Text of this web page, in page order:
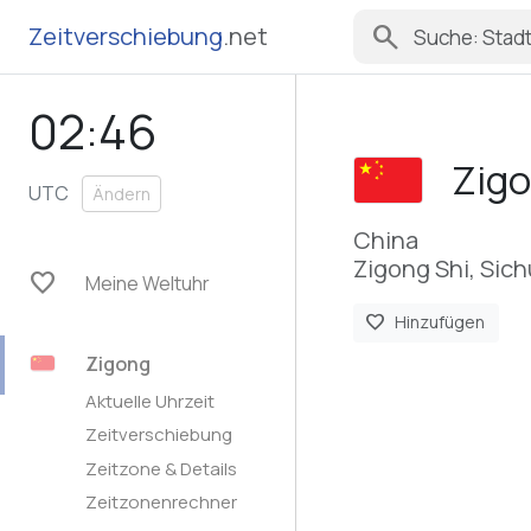
Zeitverschiebung.net search
02:46
UTC Ändern
favorite Meine Weltuhr
Zigong
Aktuelle Uhrzeit
Zeitverschiebung
Zeitzone & Details
Zeitzonenrechner
China
Zigong Shi,
favorite Hinzufügen